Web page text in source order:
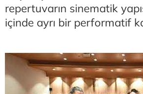
repertuvarın sinematik
içinde ayrı bir performatif